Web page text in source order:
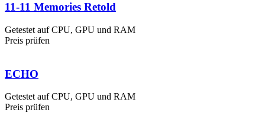
11-11 Memories Retold
Getestet auf CPU, GPU und RAM
Preis prüfen
ECHO
Getestet auf CPU, GPU und RAM
Preis prüfen